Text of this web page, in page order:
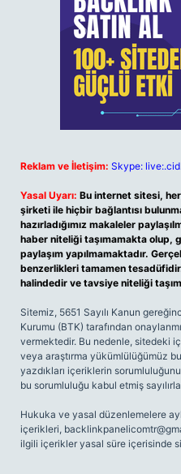
Reklam ve İletişim: Skype:
Yasal Uyarı: Bu internet sitesi,
şirketi ile hiçbir bağlantısı
hazırladığımız makaleler
haber niteliği taşımamakta olup,
paylaşım yapılmamaktadır.
benzerlikleri tamamen
halindedir ve tavsiye niteliği
Sitemiz, 5651 Sayılı Kanun
Kurumu (BTK) tarafından
vermektedir. Bu nedenle, sitedeki
veya araştırma yükümlülüğümüz
yazdıkları içeriklerin
bu sorumluluğu kabul etmiş
Hukuka ve yasal düzenlemelere
içerikleri,
ilgili içerikler yasal süre içerisinde